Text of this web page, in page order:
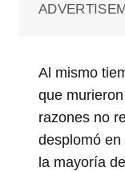
Al mismo
que
razones no
desplomó
la mayoría